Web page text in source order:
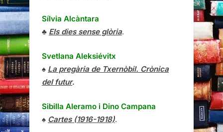
Sílvia Alcàntara
♣ Els dies sense glòria.
Svetlana Aleksiévitx
♠ La pregària de Txernòbil. Crònica
del futur.
Sibilla Aleramo i Dino Campana
♠ Cartes (1916-1918).